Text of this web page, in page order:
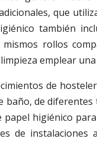
que
también
mismos rollos
emplear
de
baño, de
papel higiénico
de